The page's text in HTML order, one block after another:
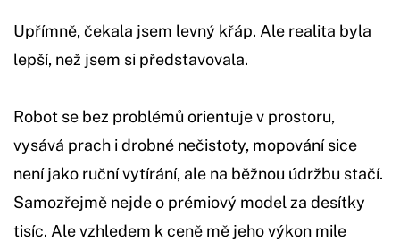
Upřímně, čekala jsem levný křáp. Ale realita byla
lepší, než jsem si představovala.
Robot se bez problémů orientuje v prostoru,
vysává prach i drobné nečistoty, mopování sice
není jako ruční vytírání, ale na běžnou údržbu stačí.
Samozřejmě nejde o prémiový model za desítky
tisíc. Ale vzhledem k ceně mě jeho výkon mile